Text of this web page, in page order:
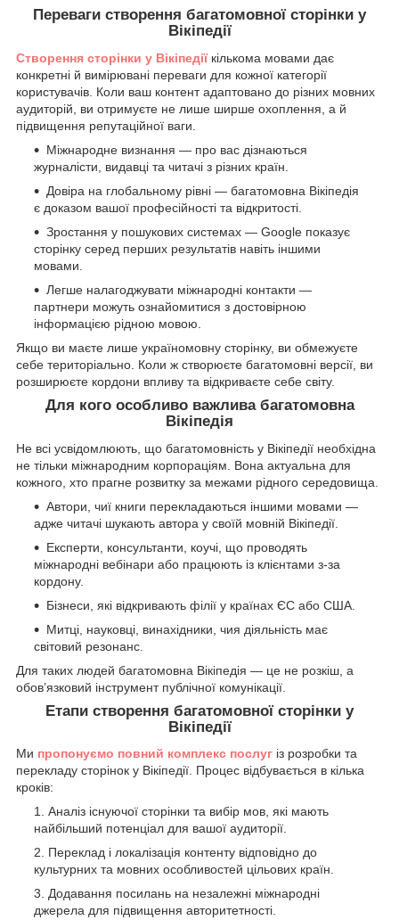
Переваги створення багатомовної сторінки у
Вікіпедії
Створення сторінки у Вікіпедії кількома мовами дає
конкретні й вимірювані переваги для кожної категорії
користувачів. Коли ваш контент адаптовано до різних мовних
аудиторій, ви отримуєте не лише ширше охоплення, а й
підвищення репутаційної ваги.
Міжнародне визнання — про вас дізнаються
журналісти, видавці та читачі з різних країн.
Довіра на глобальному рівні — багатомовна Вікіпедія
є доказом вашої професійності та відкритості.
Зростання у пошукових системах — Google показує
сторінку серед перших результатів навіть іншими
мовами.
Легше налагоджувати міжнародні контакти —
партнери можуть ознайомитися з достовірною
інформацією рідною мовою.
Якщо ви маєте лише україномовну сторінку, ви обмежуєте
себе територіально. Коли ж створюєте багатомовні версії, ви
розширюєте кордони впливу та відкриваєте себе світу.
Для кого особливо важлива багатомовна
Вікіпедія
Не всі усвідомлюють, що багатомовність у Вікіпедії необхідна
не тільки міжнародним корпораціям. Вона актуальна для
кожного, хто прагне розвитку за межами рідного середовища.
Автори, чиї книги перекладаються іншими мовами —
адже читачі шукають автора у своїй мовній Вікіпедії.
Експерти, консультанти, коучі, що проводять
міжнародні вебінари або працюють із клієнтами з-за
кордону.
Бізнеси, які відкривають філії у країнах ЄС або США.
Митці, науковці, винахідники, чия діяльність має
світовий резонанс.
Для таких людей багатомовна Вікіпедія — це не розкіш, а
обов’язковий інструмент публічної комунікації.
Етапи створення багатомовної сторінки у
Вікіпедії
Ми пропонуємо повний комплекс послуг із розробки та
перекладу сторінок у Вікіпедії. Процес відбувається в кілька
кроків:
Аналіз існуючої сторінки та вибір мов, які мають
найбільший потенціал для вашої аудиторії.
Переклад і локалізація контенту відповідно до
культурних та мовних особливостей цільових країн.
Додавання посилань на незалежні міжнародні
джерела для підвищення авторитетності.